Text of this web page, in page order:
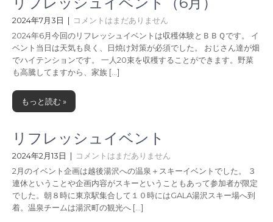
2024年7月3日 | コメントはまだありません
2024年6月今回のリフレッシュイベントは収穫体験とＢＢＱです。 イ
ベント当日は天気も良く、日焼け対策が必須でした。 おじさん達が畑
でハイテンションです。 一人20束を収穫することができます。野菜
も高騰してますから、家族 […]
もっと読む »
リフレッシュイベント
2024年2月13日 | コメントはまだありません
2月のイベント企画は越後湯沢への温泉＋スキーイベントでした。 ３
連休ということや企画内容がスキーということもあって参加者が限定
でした。朝８時に東京駅集合して１０時にはGALA湯沢スキー場へ到
着。温泉チームは湯沢町の観光へ […]